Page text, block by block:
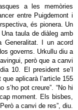
a les memòries
entre Puigdemont i
és pionera. Un
taula de diàleg amb
Generalitat. I un acord
governs. Urkullu diu a
però que a canvi
10. El president se’l
aplicarà l’article 155
pot creure”. “No hi
moment. Els bisbes,
a canvi de res”, diu.